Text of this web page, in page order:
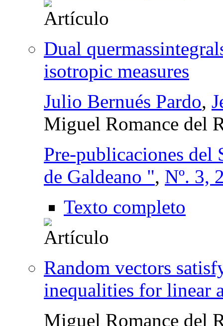
Dual
isotropic measures
Julio Bernués Pardo,
Miguel Romance del
Pre-publicaciones del
de Galdeano ", Nº. 3,
Texto completo
Random vectors
inequalities for linear
Miguel Romance del